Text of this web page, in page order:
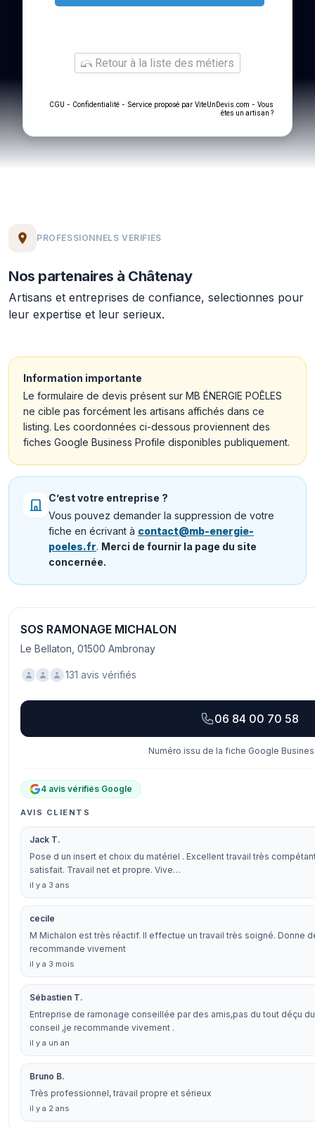
Retour à la liste des métiers
CGU - Confidentialité - Service proposé par ViteUnDevis.com - Vous
êtes un artisan ?
PROFESSIONNELS VERIFIES
Nos partenaires à Châtenay
Artisans et entreprises de confiance, selectionnes pour
leur expertise et leur serieux.
Information importante
Le formulaire de devis présent sur MB ÉNERGIE POÊLES
ne cible pas forcément les artisans affichés dans ce
listing. Les coordonnées ci-dessous proviennent des
fiches Google Business Profile disponibles publiquement.
C’est votre entreprise ?
Vous pouvez demander la suppression de votre
fiche en écrivant à contact@mb-energie-
poeles.fr. Merci de fournir la page du site
concernée.
SOS RAMONAGE MICHALON
Le Bellaton, 01500 Ambronay
131 avis vérifiés
06 84 00 70 58
Numéro issu de la fiche Google
4 avis vérifiés Google
AVIS CLIENTS
Jack T.
Pose d un insert et choix du matériel . Excellent travail très
satisfait. Travail net et propre. Vive…
il y a 3 ans
cecile
M Michalon est très réactif. Il effectue un travail très soigné. Donne
recommande vivement
il y a 3 mois
Sébastien T.
Entreprise de ramonage conseillée par des amis,pas du tout déçu
conseil ,je recommande vivement .
il y a un an
Bruno B.
Très professionnel, travail propre et sérieux
il y a 2 ans